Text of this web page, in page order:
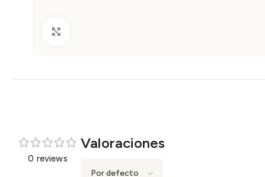
0 reviews
Valoraciones